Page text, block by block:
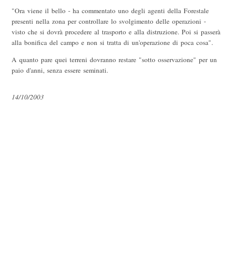
"Ora viene il bello - ha commentato uno degli agenti della Forestale
presenti nella zona per controllare lo svolgimento delle operazioni -
visto che si dovrà procedere al trasporto e alla distruzione. Poi si passerà
alla bonifica del campo e non si tratta di un'operazione di poca cosa".
A quanto pare quei terreni dovranno restare "sotto osservazione" per un
paio d'anni, senza essere seminati.
14/10/2003